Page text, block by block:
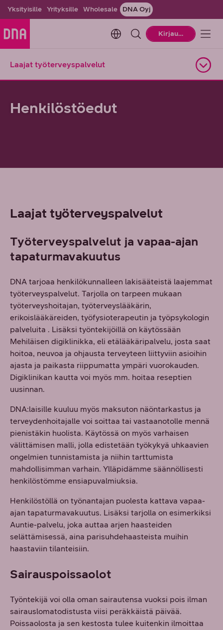
Yksityisille Yrityksille Wholesale DNA Oyj
Change language. Current
Kirjaudu
Laajat työterveyspalvelut
Henkilöstöedut
Laajat työterveyspalvelut
Työterveyspalvelut ja vapaa-ajan
tapaturmavakuutus
DNA tarjoaa henkilökunnalleen lakisääteistä laajemmat
työterveyspalvelut. Tarjolla on tarpeen mukaan
työterveyshoitajan, työterveyslääkärin,
erikoislääkäreiden, työfysioterapeutin ja työpsykologin
palveluita . Lisäksi työntekijöillä on käytössään
Mehiläisen digiklinikka, eli etälääkäripalvelu, josta saat
hoitoa, neuvoa ja ohjausta terveyteen liittyviin asioihin
ajasta ja paikasta riippumatta ympäri vuorokauden.
Digiklinikan kautta voi myös mm. hoitaa reseptien
uusinnan.
DNA:laisille kuuluu myös maksuton näöntarkastus ja
terveydenhoitajalle voi soittaa tai vastaanotolle mennä
pienistäkin huolista. Käytössä on myös varhaisen
välittämisen malli, jolla edistetään työkykyä uhkaavien
ongelmien tunnistamista ja niihin tarttumista
mahdollisimman varhain. Ylläpidämme säännöllisesti
henkilöstömme ensiapuvalmiuksia.
Henkilöstöllä on työnantajan puolesta kattava vapaa-
ajan tapaturmavakuutus. Lisäksi tarjolla on esimerkiksi
Auntie-palvelu, joka auttaa arjen haasteiden
selättämisessä, aina parisuhdehaasteista muihin
haastaviin tilanteisiin.
Sairauspoissaolot
Työntekijä voi olla oman sairautensa vuoksi pois ilman
sairauslomatodistusta viisi peräkkäistä päivää.
Poissaolosta ja sen kestosta tulee kuitenkin ilmoittaa